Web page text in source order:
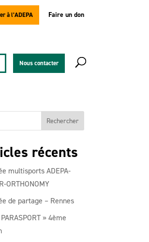
à l’ADEPA Faire un don
Nous contacter
récents
multisports ADEPA-
ORTHONOMY
de partage – Rennes
» 4ème